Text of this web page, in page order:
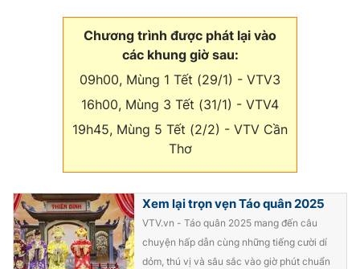
Học trực tuyến
Công nghệ
Hitech Công nghệ tương lai
Lịch phát sóng
Chuyên mục khác
Emagazine Podcast
Photo Infographic
Chương trình được phát lại vào
các khung giờ sau:
09h00, Mùng 1 Tết (29/1) - VTV3
16h00, Mùng 3 Tết (31/1) - VTV4
19h45, Mùng 5 Tết (2/2) - VTV Cần
Thơ
Xem lại trọn vẹn Táo quân 2025
VTV.vn - Táo quân 2025 mang đến câu
chuyện hấp dẫn cùng những tiếng cười dí
dỏm, thú vị và sâu sắc vào giờ phút chuẩn